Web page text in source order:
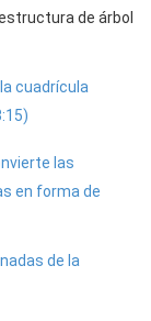
de árbol
cuadrícula
las
en forma de
de la